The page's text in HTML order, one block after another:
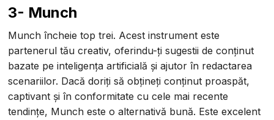
3- Munch
Munch încheie top trei. Acest instrument este
partenerul tău creativ, oferindu-ți sugestii de conținut
bazate pe inteligența artificială și ajutor în redactarea
scenariilor. Dacă doriți să obțineți conținut proaspăt,
captivant și în conformitate cu cele mai recente
tendințe, Munch este o alternativă bună. Este excelent